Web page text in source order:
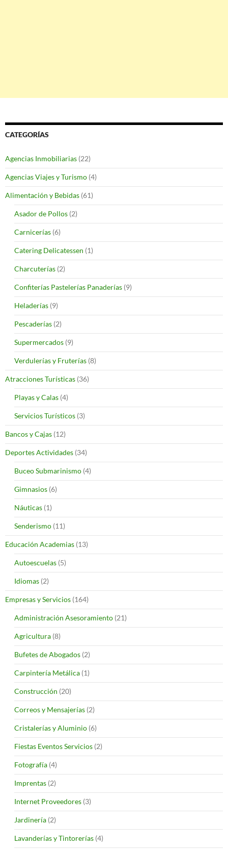
CATEGORÍAS
Agencias Inmobiliarias (22)
Agencias Viajes y Turismo (4)
Alimentación y Bebidas (61)
Asador de Pollos (2)
Carnicerías (6)
Catering Delicatessen (1)
Charcuterías (2)
Confiterías Pastelerías Panaderías (9)
Heladerías (9)
Pescaderías (2)
Supermercados (9)
Verdulerías y Fruterías (8)
Atracciones Turísticas (36)
Playas y Calas (4)
Servicios Turísticos (3)
Bancos y Cajas (12)
Deportes Actividades (34)
Buceo Submarinismo (4)
Gimnasios (6)
Náuticas (1)
Senderismo (11)
Educación Academias (13)
Autoescuelas (5)
Idiomas (2)
Empresas y Servicios (164)
Administración Asesoramiento (21)
Agricultura (8)
Bufetes de Abogados (2)
Carpintería Metálica (1)
Construcción (20)
Correos y Mensajerías (2)
Cristalerías y Aluminio (6)
Fiestas Eventos Servicios (2)
Fotografía (4)
Imprentas (2)
Internet Proveedores (3)
Jardinería (2)
Lavanderías y Tintorerías (4)